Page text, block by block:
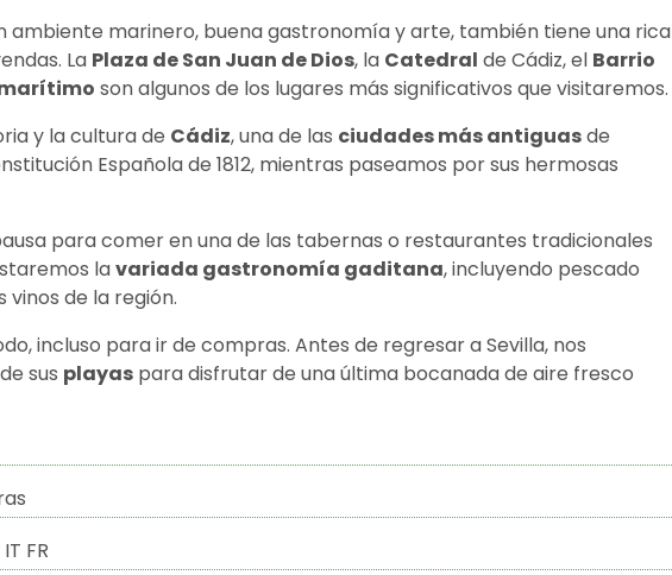
ambiente marinero, buena gastronomía y arte, también tiene una rica
La Plaza de San Juan de Dios, la Catedral de Cádiz, el Barrio
son algunos de los lugares más significativos que visitaremos.
y la cultura de Cádiz, una de las ciudades más antiguasde
Española de 1812, mientras paseamos por sus hermosas
para comer en una de las tabernas o restaurantes tradicionales
lavariada gastronomía gaditana, incluyendo pescado
vinos de la región.
incluso para ir de compras. Antes de regresar a Sevilla, nos
sus playas para disfrutar de una última bocanada de aire fresco
IT FR